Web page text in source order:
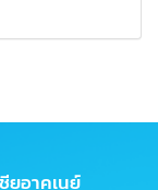
ยอาคเนย์